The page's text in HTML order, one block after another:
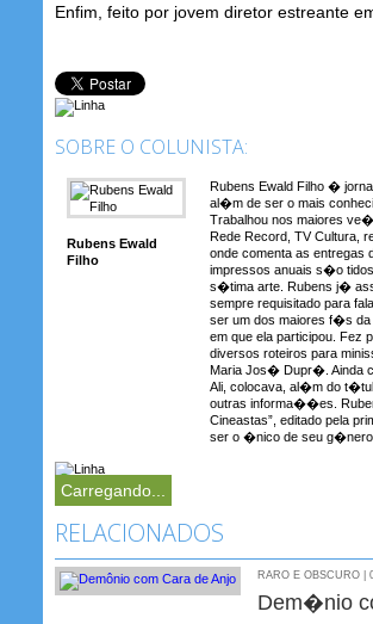
Enfim, feito por jovem diretor estreante
SOBRE O COLUNISTA:
Rubens Ewald
Filho
Rubens Ewald Filho �
al�m de ser o mais
Trabalhou nos maiores
Rede Record, TV Cultura,
onde comenta as entregas
impressos anuais s�o
s�tima arte. Rubens j�
sempre requisitado para
ser um dos maiores f�s
em que ela participou. Fez
diversos roteiros para
Maria Jos� Dupr�. Ainda
Ali, colocava, al�m do
outras informa��es.
Cineastas”, editado pela
ser o �nico de seu g�nero
Carregando...
RELACIONADOS
RARO E OBSCURO |
Dem�nio